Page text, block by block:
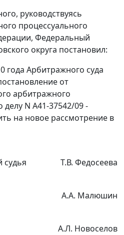
руководствуясь
процессуального
Федеральный
округа постановил:
года Арбитражного суда
от
арбитражного
делу N А41-37542/09 -
на новое рассмотрение в
судья Т.В. Федосеева
А.А. Малюшин
А.Л. Новоселов